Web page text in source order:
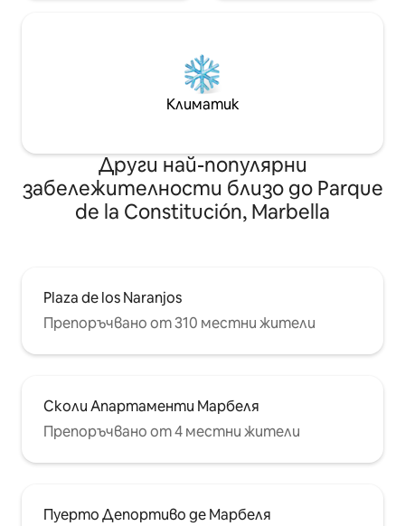
Климатик
Други най-популярни
забележителности близо до Parque
de la Constitución, Marbella
Plaza de los Naranjos
Препоръчвано от 310 местни жители
Сколи Апартаменти Марбеля
Препоръчвано от 4 местни жители
Пуерто Депортиво де Марбеля